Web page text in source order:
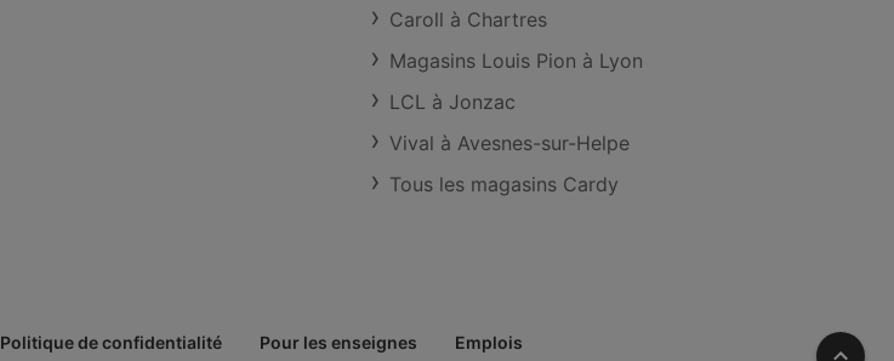
Caroll à Chartres
Magasins Louis Pion à Lyon
LCL à Jonzac
Vival à Avesnes-sur-Helpe
Tous les magasins Cardy
Politique de confidentialité Pour les enseignes Emplois Vers